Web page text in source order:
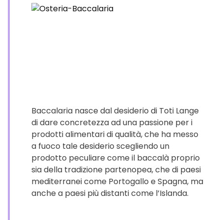
Baccalaria nasce dal desiderio di Toti Lange
di dare concretezza ad una passione per i
prodotti alimentari di qualità, che ha messo
a fuoco tale desiderio scegliendo un
prodotto peculiare come il baccalà proprio
sia della tradizione partenopea, che di paesi
mediterranei come Portogallo e Spagna, ma
anche a paesi più distanti come l’Islanda.